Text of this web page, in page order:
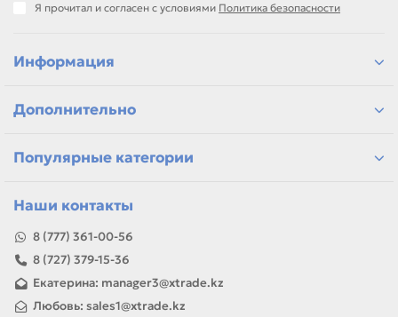
Я прочитал и согласен с условиями Политика безопасности
Информация
Дополнительно
Популярные категории
Наши контакты
8 (777) 361-00-56
8 (727) 379-15-36
Екатерина: manager3@xtrade.kz
Любовь: sales1@xtrade.kz